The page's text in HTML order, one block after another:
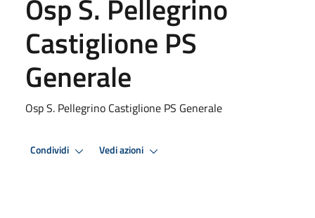
Osp S. Pellegrino
Castiglione PS
Generale
Osp S. Pellegrino Castiglione PS Generale
Condividi Vedi azioni